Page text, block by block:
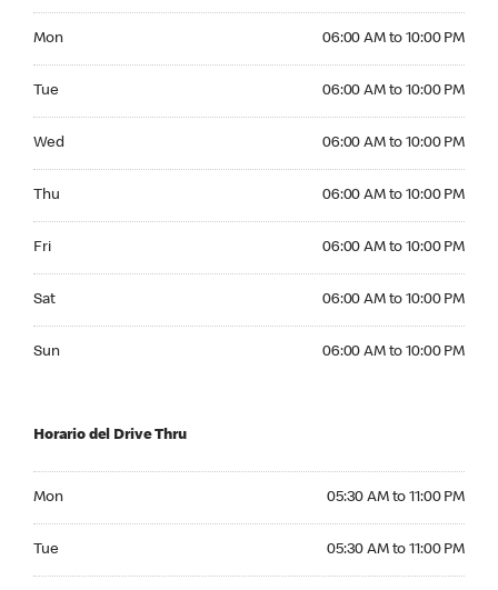
Mon 06:00 AM to 10:00 PM
Tue 06:00 AM to 10:00 PM
Wed 06:00 AM to 10:00 PM
Thu 06:00 AM to 10:00 PM
Fri 06:00 AM to 10:00 PM
Sat 06:00 AM to 10:00 PM
Sun 06:00 AM to 10:00 PM
Horario del Drive Thru
Mon 05:30 AM to 11:00 PM
Tue 05:30 AM to 11:00 PM